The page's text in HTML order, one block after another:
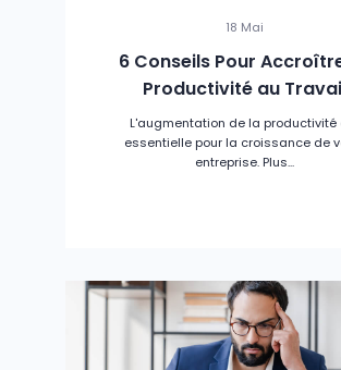
18 Mai
6 Conseils Pour
Productivité au
L'augmentation de la productivité
essentielle pour la croissance de
entreprise. Plus...